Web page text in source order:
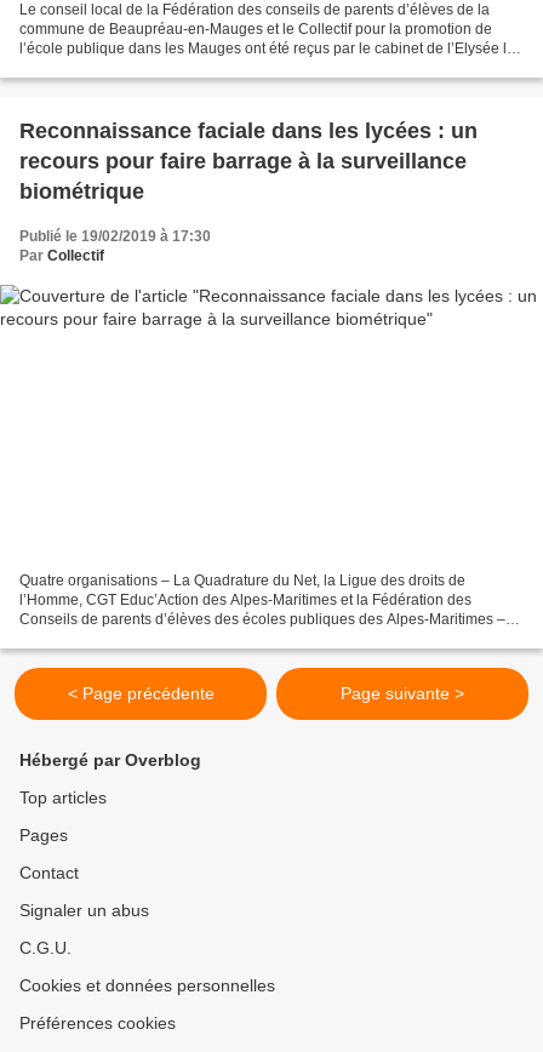
Le conseil local de la Fédération des conseils de parents d’élèves de la
commune de Beaupréau-en-Mauges et le Collectif pour la promotion de
l’école publique dans les Mauges ont été reçus par le cabinet de l’Elysée le
Reconnaissance faciale dans les lycées : un
recours pour faire barrage à la surveillance
biométrique
Publié le 19/02/2019 à 17:30
Par Collectif
Quatre organisations – La Quadrature du Net, la Ligue des droits de
l’Homme, CGT Educ’Action des Alpes-Maritimes et la Fédération des
Conseils de parents d’élèves des écoles publiques des Alpes-Maritimes –
< Page précédente Page suivante >
Hébergé par Overblog
Top articles
Pages
Contact
Signaler un abus
C.G.U.
Cookies et données personnelles
Préférences cookies